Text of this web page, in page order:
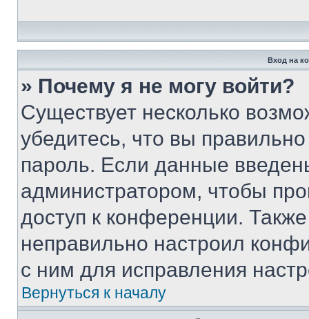
Вход на
» Почему я не могу войти?
Существует несколько
убедитесь, что вы
пароль. Если данные
администратором, чтобы
доступ к конференции.
неправильно настроил
с ним для исправления
Вернуться к началу